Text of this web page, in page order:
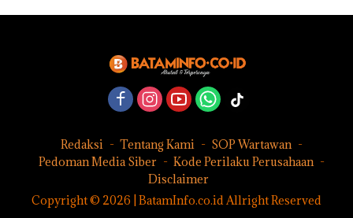
Redaksi Tentang Kami
SOP Wartawan
Pedoman Media Siber
Kode Perilaku Perusahaan
Disclaimer
Copyright © 2026 | BatamInfo.co.id Allright Reserved